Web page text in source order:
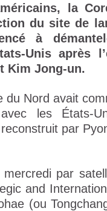
la
du site de
à
Unis après
Kim Jong-un.
Nord avait
les États-
par
par
and
(ou